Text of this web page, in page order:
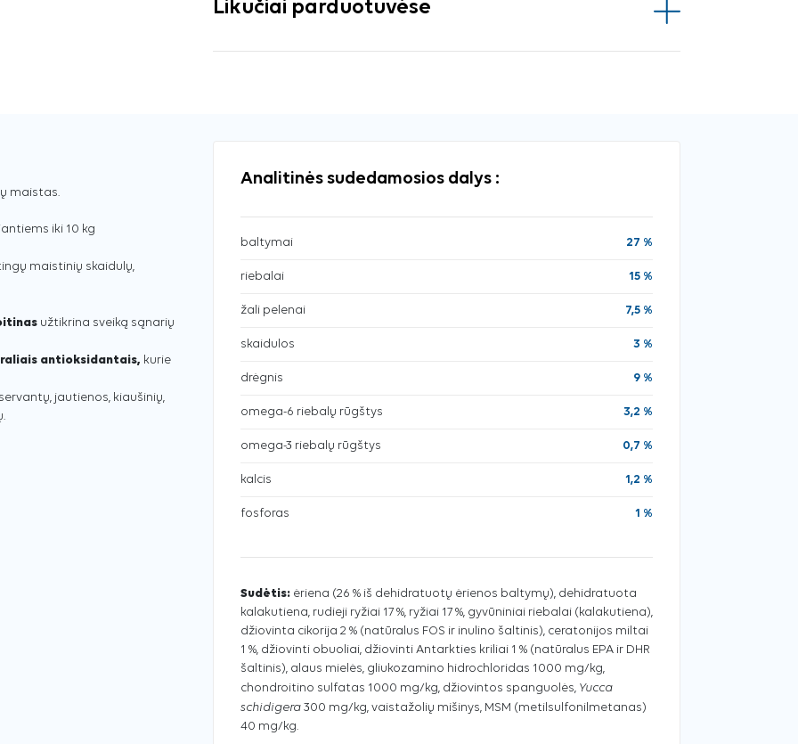
Likučiai parduotuvėse
maistas.
iki 10 kg
maistinių skaidulų,
užtikrina sveiką sąnarių
antioksidantais, kurie
jautienos, kiaušinių,
Analitinės sudedamosios dalys :
baltymai 27 %
riebalai 15 %
žali pelenai 7,5 %
skaidulos 3 %
drėgnis 9 %
omega-6 riebalų rūgštys 3,2 %
omega-3 riebalų rūgštys 0,7 %
kalcis 1,2 %
fosforas 1 %
Sudėtis: ėriena (26 % iš dehidratuotų ėrienos baltymų), dehidratuota
kalakutiena, rudieji ryžiai 17 %, ryžiai 17 %, gyvūniniai riebalai (kalakutiena),
džiovinta cikorija 2 % (natūralus FOS ir inulino šaltinis), ceratonijos miltai
1 %, džiovinti obuoliai, džiovinti Antarkties kriliai 1 % (natūralus EPA ir DHR
šaltinis), alaus mielės, gliukozamino hidrochloridas 1000 mg/kg,
chondroitino sulfatas 1000 mg/kg, džiovintos spanguolės, Yucca
schidigera 300 mg/kg, vaistažolių mišinys, MSM (metilsulfonilmetanas)
40 mg/kg.